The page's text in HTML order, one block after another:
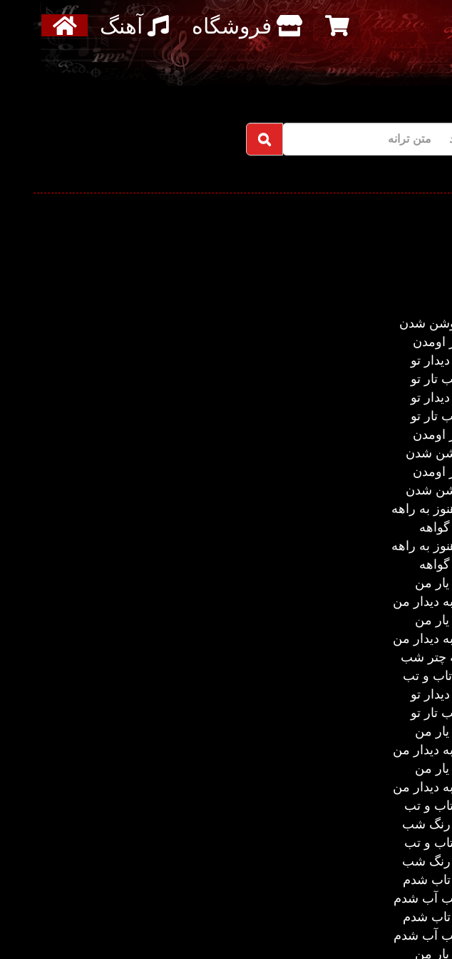
آهنگ فروشگاه
ترانه
شدن
اومدن
تو
تار تو
تو
تار تو
اومدن
شدن
اومدن
شدن
به راهه
به راهه
من
دیدار من
من
دیدار من
چتر شب
تاب و تب
تو
تار تو
من
دیدار من
من
دیدار من
تاب و تب
رنگ شب
تاب و تب
رنگ شب
تاب شدم
آب شدم
تاب شدم
آب شدم
من